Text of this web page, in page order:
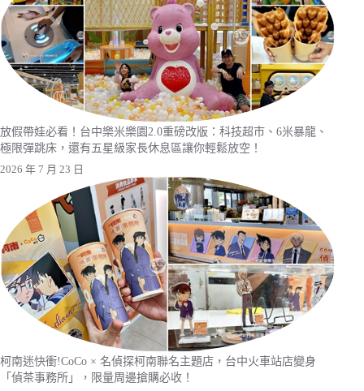
放假帶娃必看！台中樂米樂園2.0重磅改版：科技超市、6米暴龍、
極限彈跳床，還有五星級家長休息區讓你輕鬆放空！
2026 年 7 月 23 日
柯南迷快衝!CoCo × 名偵探柯南聯名主題店，台中火車站店變身
「偵茶事務所」，限量周邊搶購必收！